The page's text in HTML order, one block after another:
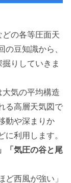
の各等圧面天
豆知識から、
りしていきま
気の平均構造
る高層天気図で
動や深まりか
利用します。
「気圧の谷と尾
ど西風が強い」